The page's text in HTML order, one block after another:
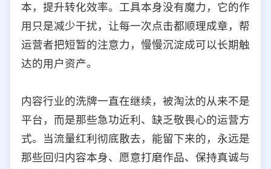
本，提升转化效率。工具本身没有魔力，它的作
用只是减少干扰，让每一次点击都顺理成章，帮
运营者把短暂的注意力，慢慢沉淀成可以长期触
达的用户资产。
内容行业的洗牌一直在继续，被淘汰的从来不是
平台，而是那些急功近利、缺乏敬畏心的运营方
式。当流量红利彻底散去，能留下来的，永远是
那些回归内容本身、愿意打磨作品、保持真诚与